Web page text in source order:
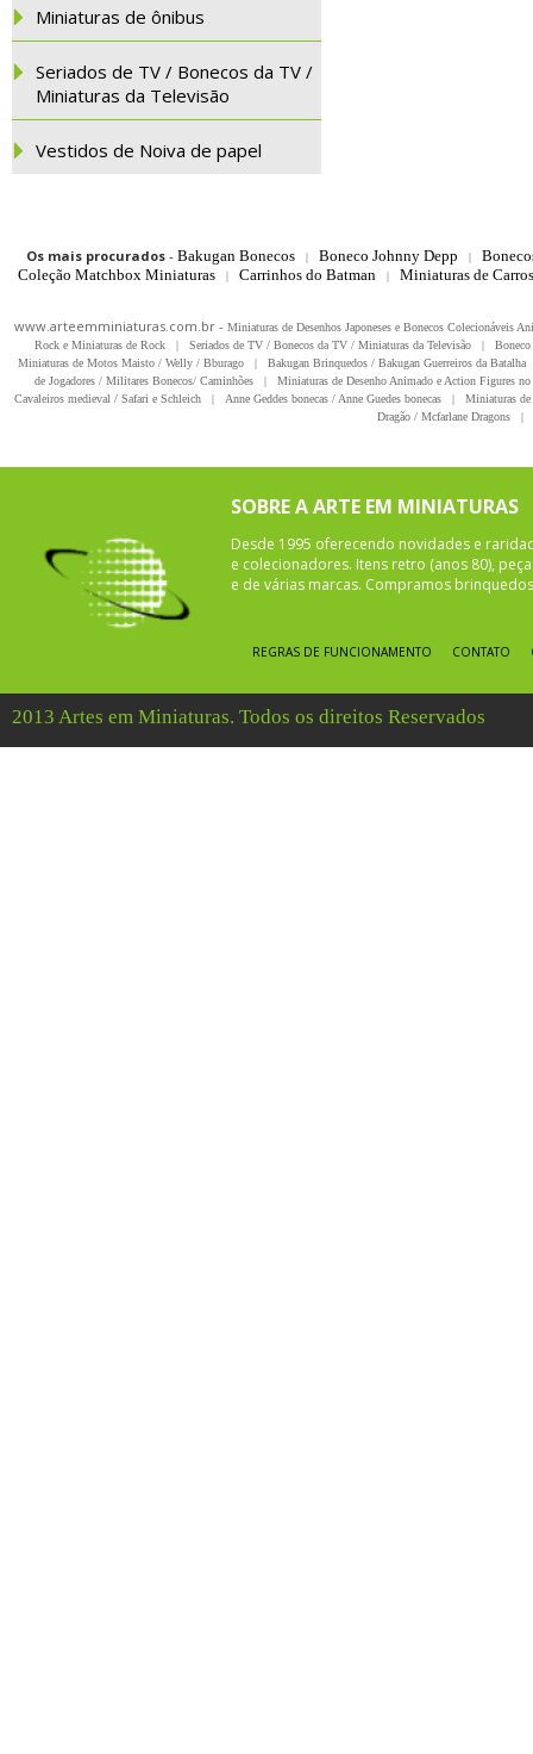
Miniaturas de ônibus
Seriados de TV / Bonecos da TV /
Miniaturas da Televisão
Vestidos de Noiva de papel
Os mais procurados- Bakugan Bonecos | Boneco Johnny Depp |
Coleção Matchbox Miniaturas
| Carrinhos do Batman | Miniaturas de
www.arteemminiaturas.com.br - Miniaturas de Desenhos Japoneses e Bonecos Colecionáveis
Rock e Miniaturas de Rock
| Seriados de TV / Bonecos da TV / Miniaturas da Televisão |
Miniaturas de Motos Maisto / Welly / Bburago
| Bakugan Brinquedos / Bakugan Guerreiros da Batalha
de Jogadores / Militares Bonecos/ Caminhões
|
Miniaturas de Desenho Animado e Action Figures
Cavaleiros medieval / Safari e Schleich
| Anne Geddes bonecas / Anne Guedes bonecas |
Miniaturas
Dragão / Mcfarlane Dragons
|
SOBRE A ARTE EM MINIATURAS
Desde 1995 oferecendo novidades e
e colecionadores. Itens retro (anos 80),
e de várias marcas. Compramos
REGRAS DE FUNCIONAMENTO CONTATO
2013 Artes em Miniaturas. Todos os direitos Reservados